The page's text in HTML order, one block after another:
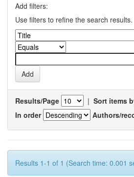
Add filters:
Use filters to refine the search results.
Results/Page | Sort items
In order
Authors/
Results 1-1 of 1 (Search time: 0.001